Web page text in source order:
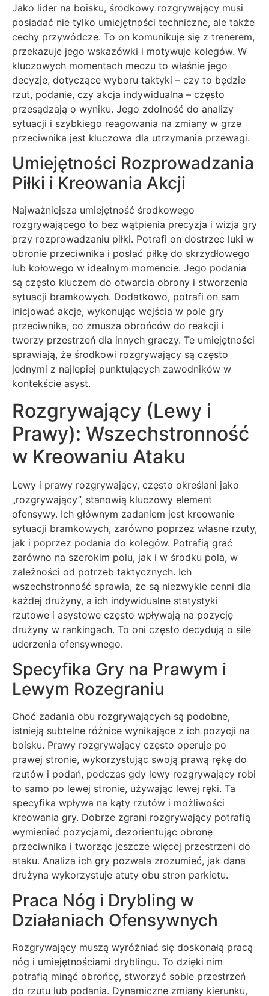
Jako lider na boisku, środkowy rozgrywający musi
posiadać nie tylko umiejętności techniczne, ale także
cechy przywódcze. To on komunikuje się z trenerem,
przekazuje jego wskazówki i motywuje kolegów. W
kluczowych momentach meczu to właśnie jego
decyzje, dotyczące wyboru taktyki – czy to będzie
rzut, podanie, czy akcja indywidualna – często
przesądzają o wyniku. Jego zdolność do analizy
sytuacji i szybkiego reagowania na zmiany w grze
przeciwnika jest kluczowa dla utrzymania przewagi.
Umiejętności Rozprowadzania
Piłki i Kreowania Akcji
Najważniejsza umiejętność środkowego
rozgrywającego to bez wątpienia precyzja i wizja gry
przy rozprowadzaniu piłki. Potrafi on dostrzec luki w
obronie przeciwnika i posłać piłkę do skrzydłowego
lub kołowego w idealnym momencie. Jego podania
są często kluczem do otwarcia obrony i stworzenia
sytuacji bramkowych. Dodatkowo, potrafi on sam
inicjować akcje, wykonując wejścia w pole gry
przeciwnika, co zmusza obrońców do reakcji i
tworzy przestrzeń dla innych graczy. Te umiejętności
sprawiają, że środkowi rozgrywający są często
jednymi z najlepiej punktujących zawodników w
kontekście asyst.
Rozgrywający (Lewy i
Prawy): Wszechstronność
w Kreowaniu Ataku
Lewy i prawy rozgrywający, często określani jako
„rozgrywający”, stanowią kluczowy element
ofensywy. Ich głównym zadaniem jest kreowanie
sytuacji bramkowych, zarówno poprzez własne rzuty,
jak i poprzez podania do kolegów. Potrafią grać
zarówno na szerokim polu, jak i w środku pola, w
zależności od potrzeb taktycznych. Ich
wszechstronność sprawia, że są niezwykle cenni dla
każdej drużyny, a ich indywidualne statystyki
rzutowe i asystowe często wpływają na pozycję
drużyny w rankingach. To oni często decydują o sile
uderzenia ofensywnego.
Specyfika Gry na Prawym i
Lewym Rozegraniu
Choć zadania obu rozgrywających są podobne,
istnieją subtelne różnice wynikające z ich pozycji na
boisku. Prawy rozgrywający często operuje po
prawej stronie, wykorzystując swoją prawą rękę do
rzutów i podań, podczas gdy lewy rozgrywający robi
to samo po lewej stronie, używając lewej ręki. Ta
specyfika wpływa na kąty rzutów i możliwości
kreowania gry. Dobrze zgrani rozgrywający potrafią
wymieniać pozycjami, dezorientując obronę
przeciwnika i tworząc jeszcze więcej przestrzeni do
ataku. Analiza ich gry pozwala zrozumieć, jak dana
drużyna wykorzystuje atuty obu stron parkietu.
Praca Nóg i Drybling w
Działaniach Ofensywnych
Rozgrywający muszą wyróżniać się doskonałą pracą
nóg i umiejętnościami dryblingu. To dzięki nim
potrafią minąć obrońcę, stworzyć sobie przestrzeń
do rzutu lub podania. Dynamiczne zmiany kierunku,